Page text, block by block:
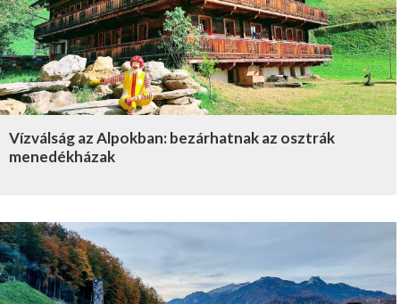
Vízválság az Alpokban: bezárhatnak az osztrák
menedékházak